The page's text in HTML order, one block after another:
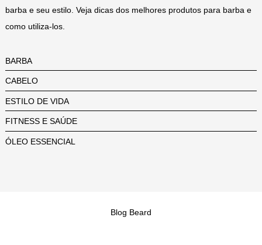
barba e seu estilo. Veja dicas dos melhores produtos para barba e
como utiliza-los.
BARBA
CABELO
ESTILO DE VIDA
FITNESS E SAÚDE
ÓLEO ESSENCIAL
Blog Beard